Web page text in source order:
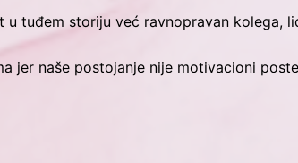
tuđem storiju već ravnopravan kolega,
jer naše postojanje nije motivacioni